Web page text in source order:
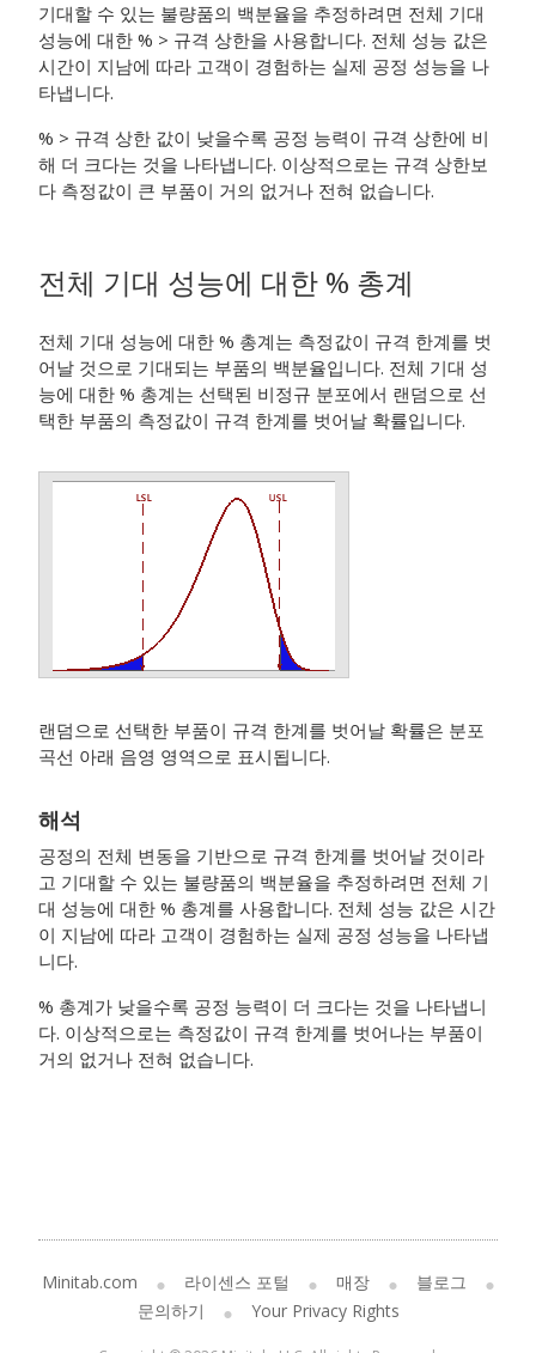
기대할 수 있는 불량품의 백분율을 추정하려면 전체 기대
성능에 대한 % > 규격 상한을 사용합니다. 전체 성능 값은
시간이 지남에 따라 고객이 경험하는 실제 공정 성능을 나
타냅니다.
% > 규격 상한 값이 낮을수록 공정 능력이 규격 상한에 비
해 더 크다는 것을 나타냅니다. 이상적으로는 규격 상한보
다 측정값이 큰 부품이 거의 없거나 전혀 없습니다.
전체 기대 성능에 대한 % 총계
전체 기대 성능에 대한 % 총계는 측정값이 규격 한계를 벗
어날 것으로 기대되는 부품의 백분율입니다. 전체 기대 성
능에 대한 % 총계는 선택된 비정규 분포에서 랜덤으로 선
택한 부품의 측정값이 규격 한계를 벗어날 확률입니다.
랜덤으로 선택한 부품이 규격 한계를 벗어날 확률은 분포
곡선 아래 음영 영역으로 표시됩니다.
해석
공정의 전체 변동을 기반으로 규격 한계를 벗어날 것이라
고 기대할 수 있는 불량품의 백분율을 추정하려면 전체 기
대 성능에 대한 % 총계를 사용합니다. 전체 성능 값은 시간
이 지남에 따라 고객이 경험하는 실제 공정 성능을 나타냅
니다.
% 총계가 낮을수록 공정 능력이 더 크다는 것을 나타냅니
다. 이상적으로는 측정값이 규격 한계를 벗어나는 부품이
거의 없거나 전혀 없습니다.
Minitab.com 라이센스 포털 매장
블로그
문의하기
Your Privacy Rights